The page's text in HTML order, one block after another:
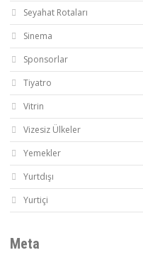
Seyahat Rotaları
Sinema
Sponsorlar
Tiyatro
Vitrin
Vizesiz Ülkeler
Yemekler
Yurtdışı
Yurtiçi
Meta